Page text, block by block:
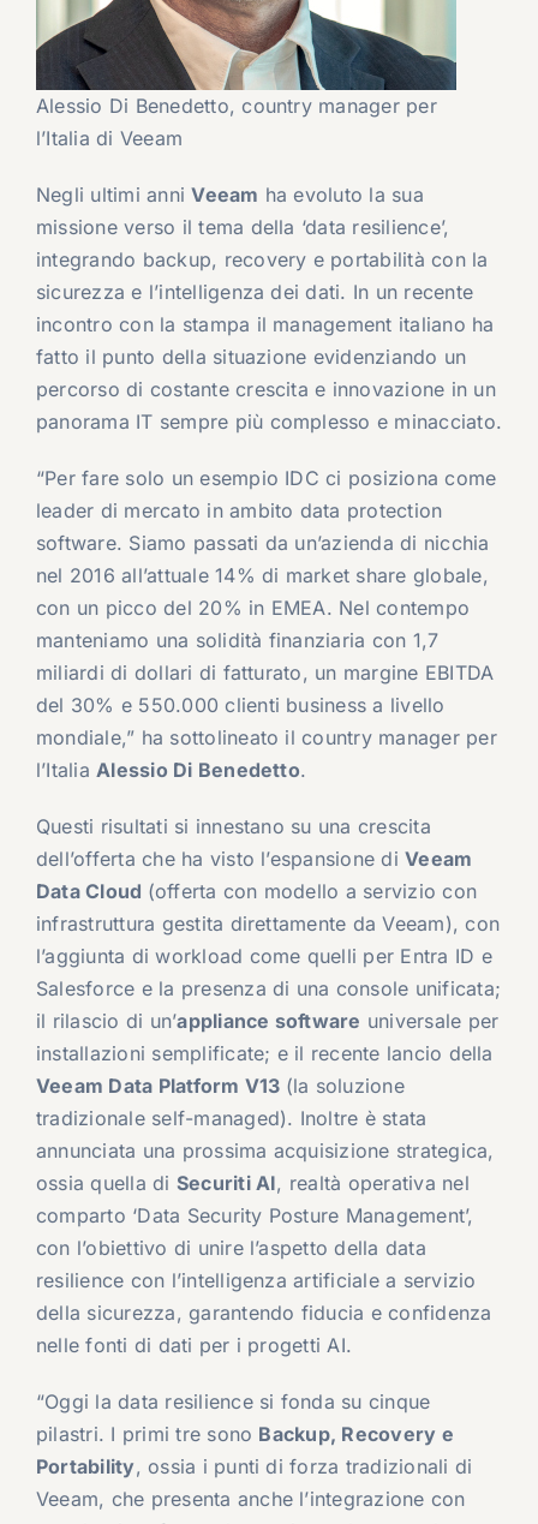
Alessio Di Benedetto, country manager per
l’Italia di Veeam
Negli ultimi anniVeeam ha evoluto la sua
missione verso il tema della ‘data resilience’,
integrando backup, recovery e portabilità con la
sicurezza e l’intelligenza dei dati. In un recente
incontro con la stampa il management italiano ha
fatto il punto della situazione evidenziando un
percorso di costante crescita e innovazione in un
panorama IT sempre più complesso e minacciato.
“Per fare solo un esempio IDC ci posiziona come
leader di mercato in ambito data protection
software. Siamo passati da un’azienda di nicchia
nel 2016 all’attuale 14% di market share globale,
con un picco del 20% in EMEA. Nel contempo
manteniamo una solidità finanziaria con 1,7
miliardi di dollari di fatturato, un margine EBITDA
del 30% e 550.000 clienti business a livello
mondiale,” ha sottolineato il country manager per
l’ItaliaAlessio Di Benedetto.
Questi risultati si innestano su una crescita
dell’offerta che ha visto l’espansione diVeeam
Data Cloud (offerta con modello a servizio con
infrastruttura gestita direttamente da Veeam), con
l’aggiunta di workload come quelli per Entra ID e
Salesforce e la presenza di una console unificata;
il rilascio di un’appliance software universale per
installazioni semplificate; e il recente lancio della
Veeam Data Platform V13 (la soluzione
tradizionale self-managed). Inoltre è stata
annunciata una prossima acquisizione strategica,
ossia quella di Securiti AI, realtà operativa nel
comparto ‘Data Security Posture Management’,
con l’obiettivo di unire l’aspetto della data
resilience con l’intelligenza artificiale a servizio
della sicurezza, garantendo fiducia e confidenza
nelle fonti di dati per i progetti AI.
“Oggi la data resilience si fonda su cinque
pilastri. I primi tre sono Backup, Recovery e
Portability, ossia i punti di forza tradizionali di
Veeam, che presenta anche l’integrazione con